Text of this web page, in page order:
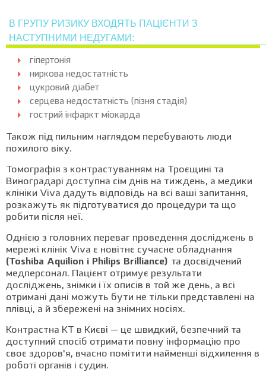
В ГРУПУ РИЗИКУ ВХОДЯТЬ ПАЦІЄНТИ З
НАСТУПНИМИ НЕДУГАМИ:
гіпертонія
ниркова недостатність
цукровий діабет
серцева недостатність (пізня стадія)
гострий інфаркт міокарда
Також під пильним наглядом перебувають люди
похилого віку.
Томографія з контрастуванням на Троєщині та
Виноградарі доступна сім днів на тиждень, а медики
клініки Viva дадуть відповідь на всі ваші запитання,
розкажуть як підготуватися до процедури та що
робити після неї.
Однією з головних переваг проведення досліджень в
мережі клінік Viva є новітнє сучасне обладнання
(Toshiba Aquilion і Philips Brilliance) та досвідчений
медперсонал. Пацієнт отримує результати
досліджень, знімки і їх описів в той же день, а всі
отримані дані можуть бути не тільки представлені на
плівці, а й збережені на знімних носіях.
Контрастна КТ в Києві — це швидкий, безпечний та
доступний спосіб отримати повну інформацію про
своє здоров'я, вчасно помітити найменші відхилення в
роботі органів і судин.